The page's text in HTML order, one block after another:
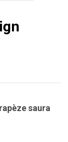
saura